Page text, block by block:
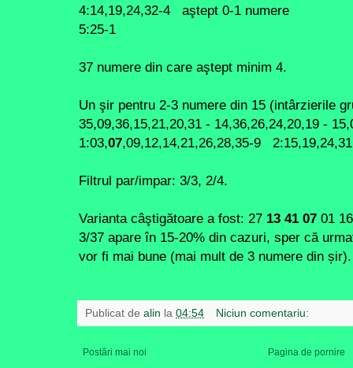
4:14,19,24,32-4 aştept 0-1 numere
5:25-1
37 numere din care aştept minim 4.
Un şir pentru 2-3 numere din 15 (intârzierile
35,09,36,15,21,20,31 - 14,36,26,24,20,19 -
1:03,07,09,12,14,21,26,28,35-9
Filtrul par/impar: 3/3, 2/4.
Varianta câştigătoare a fost: 27 13 41 07 01
3/37 apare în 15-20% din cazuri, sper că
vor fi mai bune (mai mult de 3 numere din
Publicat de alin la 04:54 Niciun comentariu:
Postări mai noi Pagina de pornire